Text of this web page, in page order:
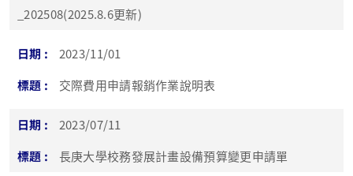
_202508(2025.8.6更新)
2023/11/01
交際費用申請報銷作業說明表
2023/07/11
長庚大學校務發展計畫設備預算變更申請單